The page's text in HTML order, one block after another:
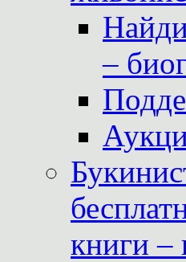
–
книги –